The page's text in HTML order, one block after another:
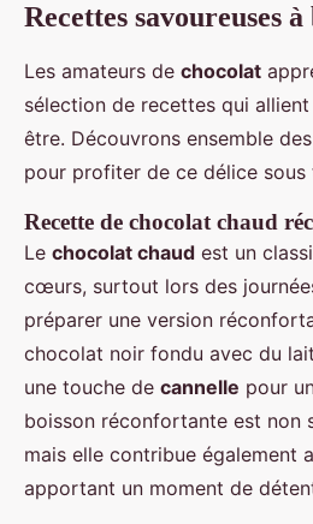
Recettes savoureuses
Les amateurs de chocolat
sélection de recettes qui
être. Découvrons ensemble
pour profiter de ce délice sous
Recette de chocolat chaud
Le chocolat chaud est un
cœurs, surtout lors des
préparer une version
chocolat noir fondu avec du
une touche de cannelle pour
boisson réconfortante est non
mais elle contribue également
apportant un moment de